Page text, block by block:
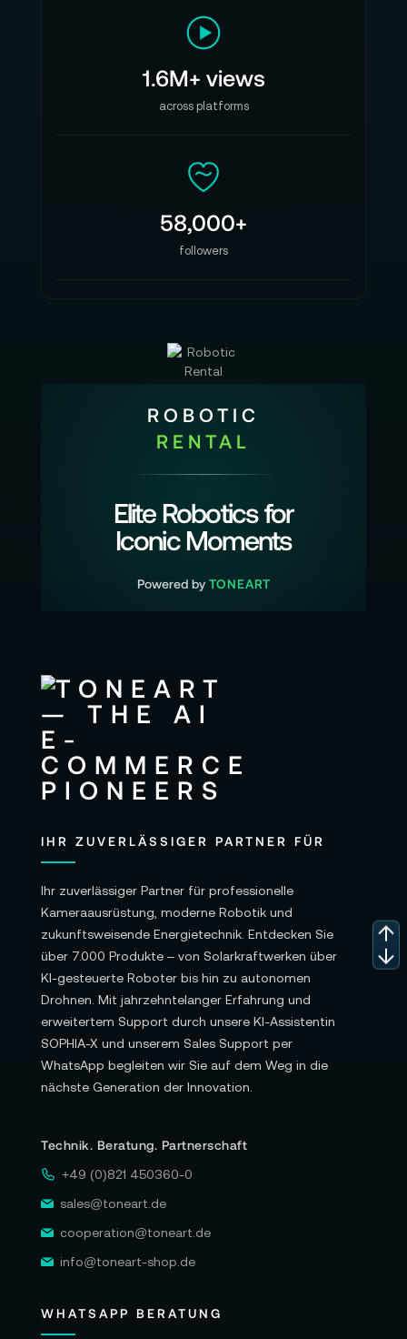
1.6M+ views
across platforms
58,000+
followers
ROBOTIC
RENTAL
Elite Robotics for
Iconic Moments
Powered by TONEART
IHR ZUVERLÄSSIGER PARTNER FÜR
Ihr zuverlässiger Partner für professionelle
Kameraausrüstung, moderne Robotik und
zukunftsweisende Energietechnik. Entdecken Sie
über 7.000 Produkte – von Solarkraftwerken über
KI-gesteuerte Roboter bis hin zu autonomen
Drohnen. Mit jahrzehntelanger Erfahrung und
erweitertem Support durch unsere KI-Assistentin
SOPHIA-X und unserem Sales Support per
WhatsApp begleiten wir Sie auf dem Weg in die
nächste Generation der Innovation.
Technik. Beratung. Partnerschaft
+49 (0)821 450360-0
sales@toneart.de
cooperation@toneart.de
info@toneart-shop.de
WHATSAPP BERATUNG